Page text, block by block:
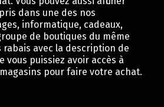
dans une des nos
informatique, cadeaux,
de boutiques du même
avec la description de
vous puissiez avoir accès à
pour faire votre achat.